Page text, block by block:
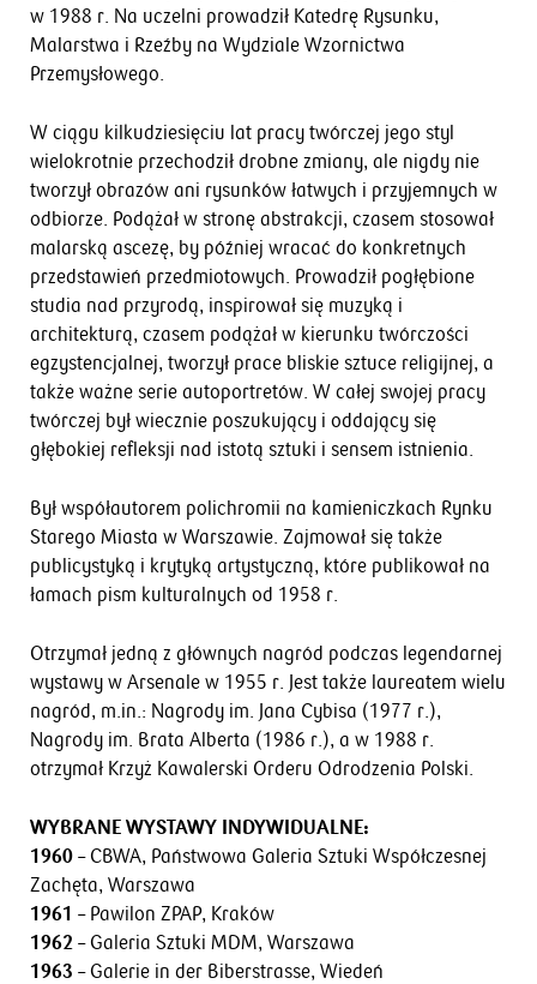
w 1988 r. Na uczelni prowadził Katedrę Rysunku,
Malarstwa i Rzeźby na Wydziale Wzornictwa
Przemysłowego.
W ciągu kilkudziesięciu lat pracy twórczej jego styl
wielokrotnie przechodził drobne zmiany, ale nigdy nie
tworzył obrazów ani rysunków łatwych i przyjemnych w
odbiorze. Podążał w stronę abstrakcji, czasem stosował
malarską ascezę, by później wracać do konkretnych
przedstawień przedmiotowych. Prowadził pogłębione
studia nad przyrodą, inspirował się muzyką i
architekturą, czasem podążał w kierunku twórczości
egzystencjalnej, tworzył prace bliskie sztuce religijnej, a
także ważne serie autoportretów. W całej swojej pracy
twórczej był wiecznie poszukujący i oddający się
głębokiej refleksji nad istotą sztuki i sensem istnienia.
Był współautorem polichromii na kamieniczkach Rynku
Starego Miasta w Warszawie. Zajmował się także
publicystyką i krytyką artystyczną, które publikował na
łamach pism kulturalnych od 1958 r.
Otrzymał jedną z głównych nagród podczas legendarnej
wystawy w Arsenale w 1955 r. Jest także laureatem wielu
nagród, m.in.: Nagrody im. Jana Cybisa (1977 r.),
Nagrody im. Brata Alberta (1986 r.), a w 1988 r.
otrzymał Krzyż Kawalerski Orderu Odrodzenia Polski.
WYBRANE WYSTAWY INDYWIDUALNE:
1960– CBWA, Państwowa Galeria Sztuki Współczesnej
Zachęta, Warszawa
1961 – Pawilon ZPAP, Kraków
1962 – Galeria Sztuki MDM, Warszawa
1963 – Galerie in der Biberstrasse, Wiedeń